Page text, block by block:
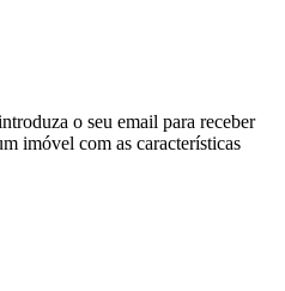
o seu email para receber
imóvel com as características